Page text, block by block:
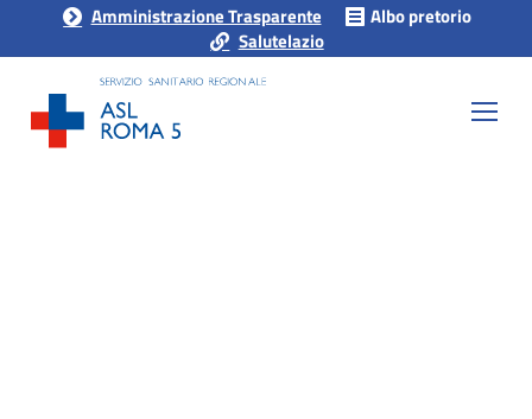
Amministrazione Trasparente
Albo pretorio
Salutelazio